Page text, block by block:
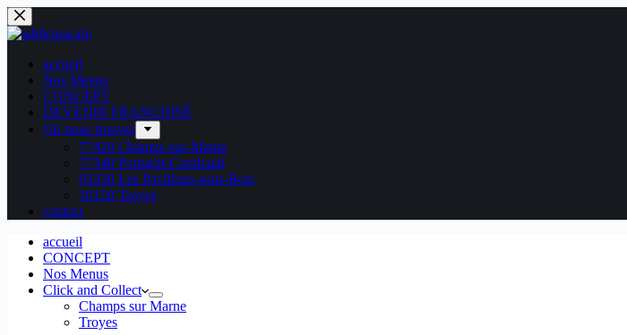
accueil
Nos Menus
CONCEPT
DEVENIR FRANCHISÉ
Où nous trouver
77420 Champs-sur-Marne
77340 Pontault-Combault
93320 Les Pavillons-sous-Bois
10150 Troyes
contact
accueil
CONCEPT
Nos Menus
Click and Collect
Champs sur Marne
Troyes